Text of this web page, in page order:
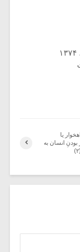
یا
انسان به